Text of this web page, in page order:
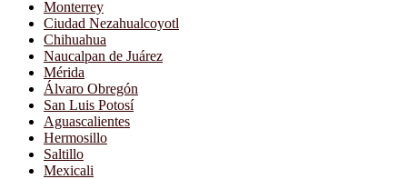
Monterrey
Ciudad Nezahualcoyotl
Chihuahua
Naucalpan de Juárez
Mérida
Álvaro Obregón
San Luis Potosí
Aguascalientes
Hermosillo
Saltillo
Mexicali